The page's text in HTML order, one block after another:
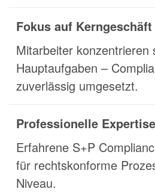
Fokus auf Kerngeschäft
Mitarbeiter konzentrieren
Hauptaufgaben –
zuverlässig umgesetzt.
Professionelle Expertise
Erfahrene S+P
für rechtskonforme
Niveau.